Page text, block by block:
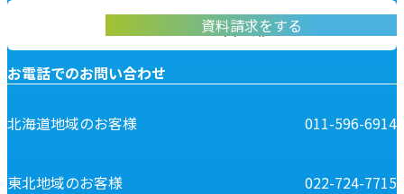
資料請求
abiliveDXの資料はこちらから
資料請求をする
お電話でのお問い合わせ
北海道地域のお客様 011-596-6914
東北地域のお客様 022-724-7715